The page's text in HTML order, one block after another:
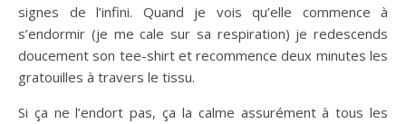
signes de l’infini. Quand je vois qu’elle commence à
s’endormir (je me cale sur sa respiration) je redescends
doucement son tee-shirt et recommence deux minutes les
gratouilles à travers le tissu.
Si ça ne l’endort pas, ça la calme assurément à tous les